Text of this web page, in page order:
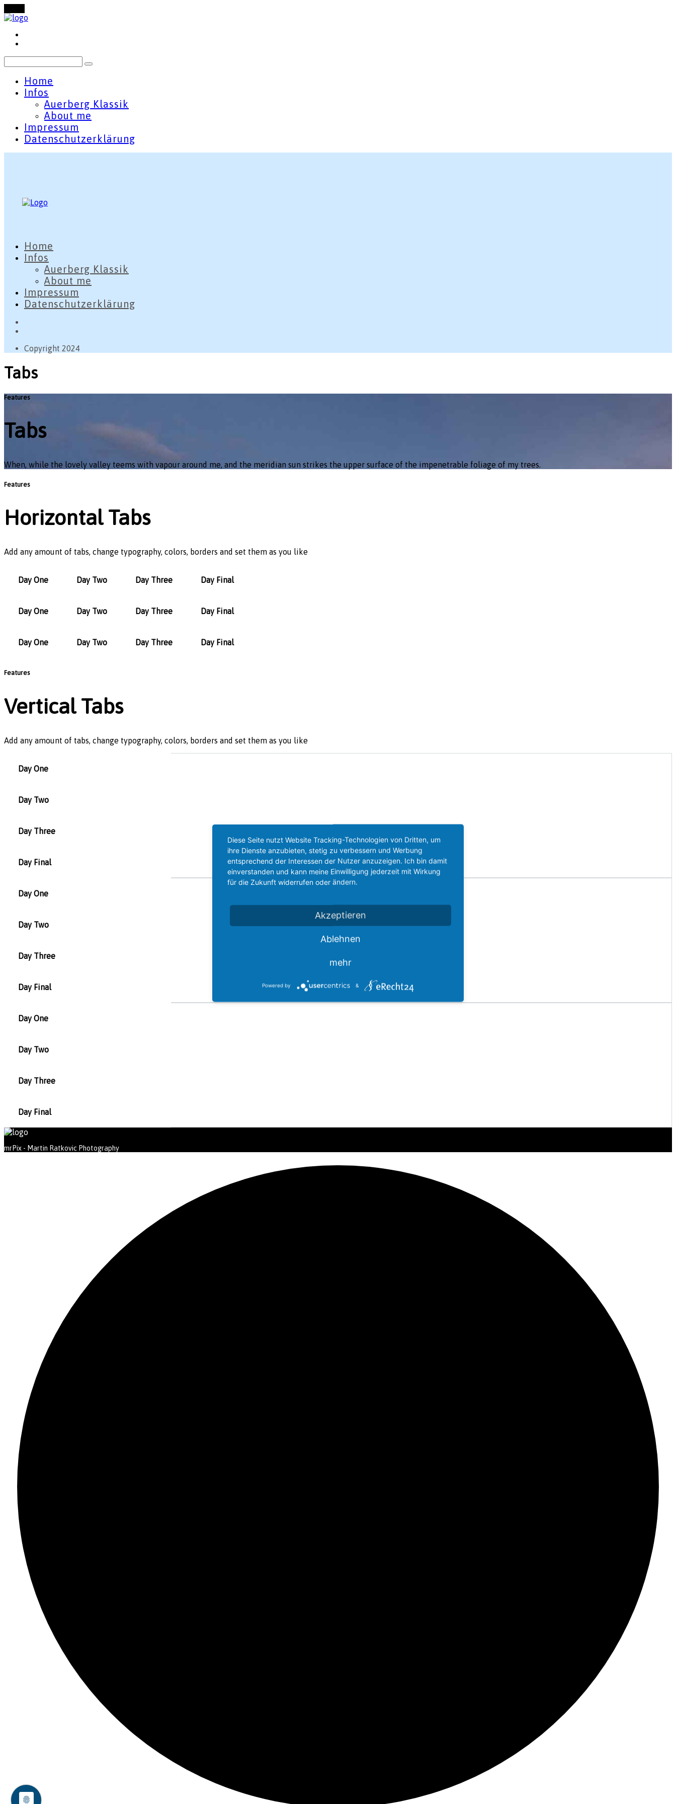
Home
Infos
Auerberg Klassik
About me
Impressum
Datenschutzerklärung
Home
Infos
Auerberg Klassik
About me
Impressum
Datenschutzerklärung
Copyright 2024
Tabs
Features
Tabs
When, while the lovely valley teems with vapour around me, and the meridian sun strikes the upper surface of the impenetrable foliage of my trees.
Features
Horizontal Tabs
Add any amount of tabs, change typography, colors, borders and set them as you like
Day One Day Two Day Three Day Final
Day One Day Two Day Three Day Final
Day One Day Two Day Three Day Final
Features
Vertical Tabs
Add any amount of tabs, change typography, colors, borders and set them as you like
Day One
Day Two
Day Three
Day Final
Day One
Day Two
Day Three
Day Final
Day One
Day Two
Day Three
Day Final
mrPix - Martin Ratkovic Photography
Diese Seite nutzt Website Tracking-Technologien von Dritten, um
ihre Dienste anzubieten, stetig zu verbessern und Werbung
entsprechend der Interessen der Nutzer anzuzeigen. Ich bin damit
einverstanden und kann meine Einwilligung jederzeit mit Wirkung
für die Zukunft widerrufen oder ändern.
Akzeptieren
Ablehnen
mehr
Powered by &